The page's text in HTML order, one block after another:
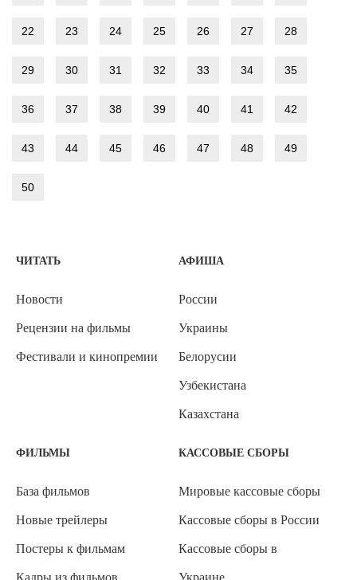
22 23 24 25 26 27 28
29 30 31 32 33 34 35
36 37 38 39 40 41 42
43 44 45 46 47 48 49
50
ЧИТАТЬ
Новости
Рецензии на фильмы
Фестивали и кинопремии
АФИША
России
Украины
Белорусии
Узбекистана
Казахстана
ФИЛЬМЫ
База фильмов
Новые трейлеры
Постеры к фильмам
Кадры из фильмов
КАССОВЫЕ СБОРЫ
Мировые кассовые сборы
Кассовые сборы в России
Кассовые сборы в
Украине